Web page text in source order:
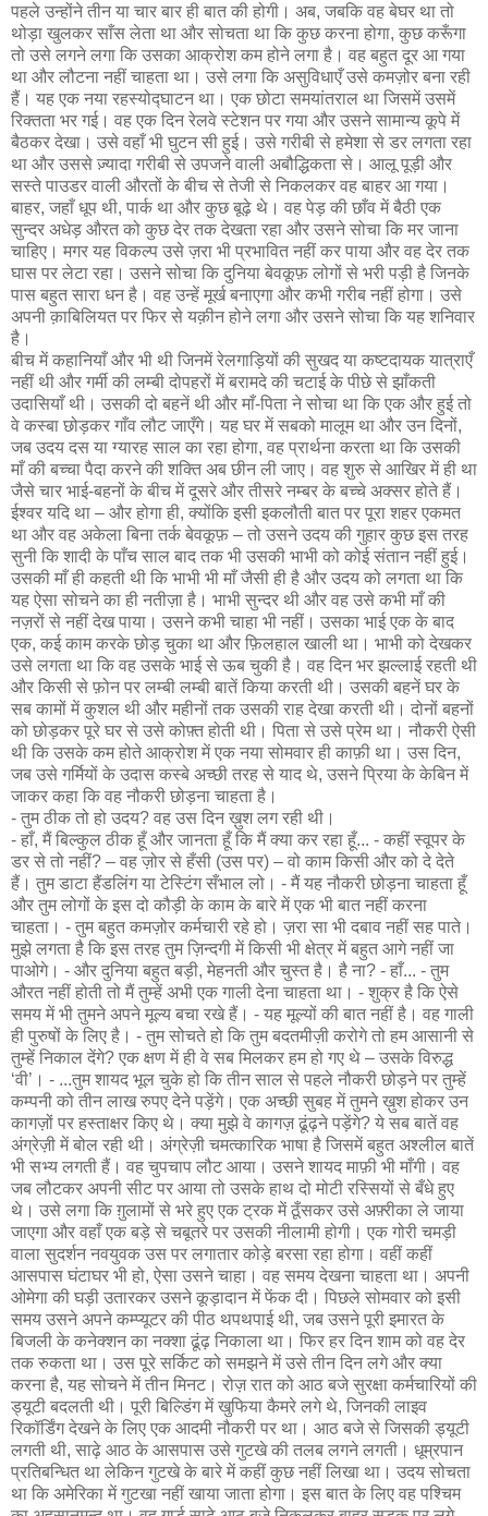
पहले उन्होंने तीन या चार बार ही बात की होगी। अब, जबकि वह बेघर था तो
थोड़ा खुलकर साँस लेता था और सोचता था कि कुछ करना होगा, कुछ करूँगा
तो उसे लगने लगा कि उसका आक्रोश कम होने लगा है। वह बहुत दूर आ गया
था और लौटना नहीं चाहता था। उसे लगा कि असुविधाएँ उसे कमज़ोर बना रही
हैं। यह एक नया रहस्योद्घाटन था। एक छोटा समयांतराल था जिसमें उसमें
रिक्तता भर गई। वह एक दिन रेलवे स्टेशन पर गया और उसने सामान्य कूपे में
बैठकर देखा। उसे वहाँ भी घुटन सी हुई। उसे गरीबी से हमेशा से डर लगता रहा
था और उससे ज़्यादा गरीबी से उपजने वाली अबौद्धिकता से। आलू पूड़ी और
सस्ते पाउडर वाली औरतों के बीच से तेजी से निकलकर वह बाहर आ गया।
बाहर, जहाँ धूप थी, पार्क था और कुछ बूढ़े थे। वह पेड़ की छाँव में बैठी एक
सुन्दर अधेड़ औरत को कुछ देर तक देखता रहा और उसने सोचा कि मर जाना
चाहिए। मगर यह विकल्प उसे ज़रा भी प्रभावित नहीं कर पाया और वह देर तक
घास पर लेटा रहा। उसने सोचा कि दुनिया बेवकूफ़ लोगों से भरी पड़ी है जिनके
पास बहुत सारा धन है। वह उन्हें मूर्ख बनाएगा और कभी गरीब नहीं होगा। उसे
अपनी क़ाबिलियत पर फिर से यक़ीन होने लगा और उसने सोचा कि यह शनिवार
है।
बीच में कहानियाँ और भी थी जिनमें रेलगाड़ियों की सुखद या कष्टदायक यात्राएँ
नहीं थी और गर्मी की लम्बी दोपहरों में बरामदे की चटाई के पीछे से झाँकती
उदासियाँ थी। उसकी दो बहनें थी और माँ-पिता ने सोचा था कि एक और हुई तो
वे कस्बा छोड़कर गाँव लौट जाएँगे। यह घर में सबको मालूम था और उन दिनों,
जब उदय दस या ग्यारह साल का रहा होगा, वह प्रार्थना करता था कि उसकी
माँ की बच्चा पैदा करने की शक्ति अब छीन ली जाए। वह शुरु से आखिर में ही था
जैसे चार भाई-बहनों के बीच में दूसरे और तीसरे नम्बर के बच्चे अक्सर होते हैं।
ईश्वर यदि था – और होगा ही, क्योंकि इसी इकलौती बात पर पूरा शहर एकमत
था और वह अकेला बिना तर्क बेवकूफ़ – तो उसने उदय की गुहार कुछ इस तरह
सुनी कि शादी के पाँच साल बाद तक भी उसकी भाभी को कोई संतान नहीं हुई।
उसकी माँ ही कहती थी कि भाभी भी माँ जैसी ही है और उदय को लगता था कि
यह ऐसा सोचने का ही नतीज़ा है। भाभी सुन्दर थी और वह उसे कभी माँ की
नज़रों से नहीं देख पाया। उसने कभी चाहा भी नहीं। उसका भाई एक के बाद
एक, कई काम करके छोड़ चुका था और फ़िलहाल खाली था। भाभी को देखकर
उसे लगता था कि वह उसके भाई से ऊब चुकी है। वह दिन भर झल्लाई रहती थी
और किसी से फ़ोन पर लम्बी लम्बी बातें किया करती थी। उसकी बहनें घर के
सब कामों में कुशल थी और महीनों तक उसकी राह देखा करती थी। दोनों बहनों
को छोड़कर पूरे घर से उसे कोफ़्त होती थी। पिता से उसे प्रेम था। नौकरी ऐसी
थी कि उसके कम होते आक्रोश में एक नया सोमवार ही काफ़ी था। उस दिन,
जब उसे गर्मियों के उदास कस्बे अच्छी तरह से याद थे, उसने प्रिया के केबिन में
जाकर कहा कि वह नौकरी छोड़ना चाहता है।
- तुम ठीक तो हो उदय? वह उस दिन ख़ुश लग रही थी।
- हाँ, मैं बिल्कुल ठीक हूँ और जानता हूँ कि मैं क्या कर रहा हूँ... - कहीं स्वूपर के
डर से तो नहीं? – वह ज़ोर से हँसी (उस पर) – वो काम किसी और को दे देते
हैं। तुम डाटा हैंडलिंग या टेस्टिंग सँभाल लो। - मैं यह नौकरी छोड़ना चाहता हूँ
और तुम लोगों के इस दो कौड़ी के काम के बारे में एक भी बात नहीं करना
चाहता। - तुम बहुत कमज़ोर कर्मचारी रहे हो। ज़रा सा भी दबाव नहीं सह पाते।
मुझे लगता है कि इस तरह तुम ज़िन्दगी में किसी भी क्षेत्र में बहुत आगे नहीं जा
पाओगे। - और दुनिया बहुत बड़ी, मेहनती और चुस्त है। है ना? - हाँ... - तुम
औरत नहीं होती तो मैं तुम्हें अभी एक गाली देना चाहता था। - शुक्र है कि ऐसे
समय में भी तुमने अपने मूल्य बचा रखे हैं। - यह मूल्यों की बात नहीं है। वह गाली
ही पुरुषों के लिए है। - तुम सोचते हो कि तुम बदतमीज़ी करोगे तो हम आसानी से
तुम्हें निकाल देंगे? एक क्षण में ही वे सब मिलकर हम हो गए थे – उसके विरुद्ध
‘वी’। - ...तुम शायद भूल चुके हो कि तीन साल से पहले नौकरी छोड़ने पर तुम्हें
कम्पनी को तीन लाख रुपए देने पड़ेंगे। एक अच्छी सुबह में तुमने ख़ुश होकर उन
कागज़ों पर हस्ताक्षर किए थे। क्या मुझे वे कागज़ ढूंढ़ने पड़ेंगे? ये सब बातें वह
अंग्रेज़ी में बोल रही थी। अंग्रेज़ी चमत्कारिक भाषा है जिसमें बहुत अश्लील बातें
भी सभ्य लगती हैं। वह चुपचाप लौट आया। उसने शायद माफ़ी भी माँगी। वह
जब लौटकर अपनी सीट पर आया तो उसके हाथ दो मोटी रस्सियों से बँधे हुए
थे। उसे लगा कि ग़ुलामों से भरे हुए एक ट्रक में ठूँसकर उसे अफ़्रीका ले जाया
जाएगा और वहाँ एक बड़े से चबूतरे पर उसकी नीलामी होगी। एक गोरी चमड़ी
वाला सुदर्शन नवयुवक उस पर लगातार कोड़े बरसा रहा होगा। वहीं कहीं
आसपास घंटाघर भी हो, ऐसा उसने चाहा। वह समय देखना चाहता था। अपनी
ओमेगा की घड़ी उतारकर उसने कूड़ादान में फेंक दी। पिछले सोमवार को इसी
समय उसने अपने कम्प्यूटर की पीठ थपथपाई थी, जब उसने पूरी इमारत के
बिजली के कनेक्शन का नक्शा ढूंढ़ निकाला था। फिर हर दिन शाम को वह देर
तक रुकता था। उस पूरे सर्किट को समझने में उसे तीन दिन लगे और क्या
करना है, यह सोचने में तीन मिनट। रोज़ रात को आठ बजे सुरक्षा कर्मचारियों की
ड्यूटी बदलती थी। पूरी बिल्डिंग में खुफिया कैमरे लगे थे, जिनकी लाइव
रिकॉर्डिंग देखने के लिए एक आदमी नौकरी पर था। आठ बजे से जिसकी ड्यूटी
लगती थी, साढ़े आठ के आसपास उसे गुटखे की तलब लगने लगती। धूम्रपान
प्रतिबन्धित था लेकिन गुटखे के बारे में कहीं कुछ नहीं लिखा था। उदय सोचता
था कि अमेरिका में गुटखा नहीं खाया जाता होगा। इस बात के लिए वह पश्चिम